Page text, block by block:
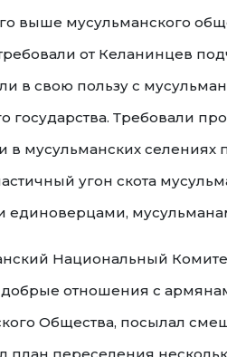
выше мусульманского
от Келанинцев
в свою пользу с
государства. Требовали
в мусульманских
угон скота
единоверцами,
Национальный
отношения с
Общества, посылал